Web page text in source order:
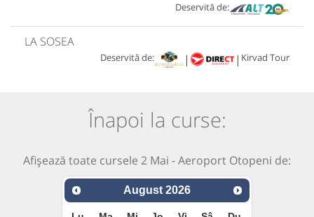
Deservită de:
LA SOSEA
Deservită de: | | Kirvad Tour
Înapoi la curse:
Afișează toate cursele 2 Mai - Aeroport Otopeni de:
August 2026